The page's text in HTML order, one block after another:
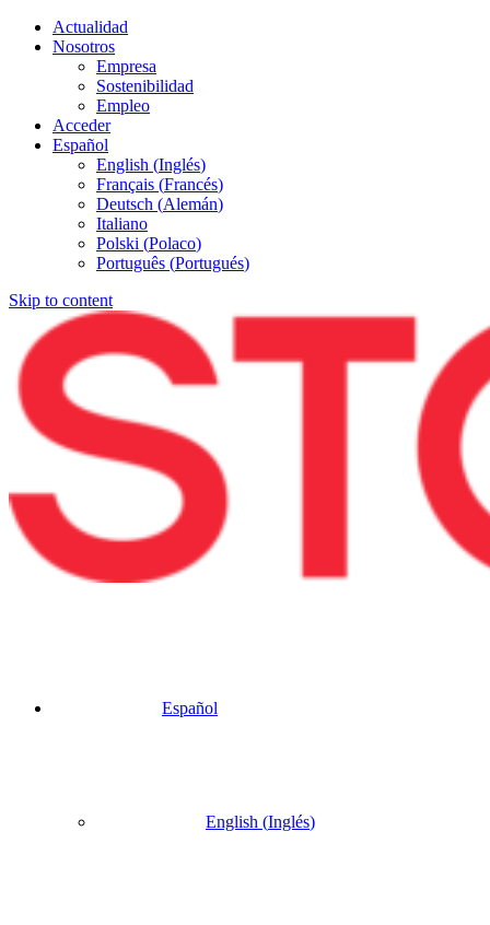
Actualidad
Nosotros
Empresa
Sostenibilidad
Empleo
Acceder
Español
English (Inglés)
Français (Francés)
Deutsch (Alemán)
Italiano
Polski (Polaco)
Português (Portugués)
Skip to content
Español
English (Inglés)